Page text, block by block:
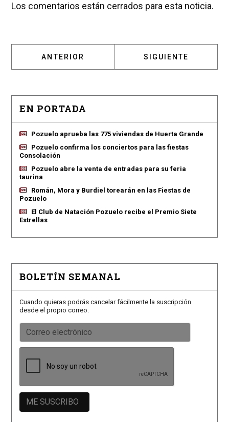
Los comentarios están cerrados para esta noticia.
ARTÍCULO ANTERIOR: EL PINTOR PEDRO
ANTERIOR ARTÍCULO
SIGUIENTE
EN PORTADA
Pozuelo aprueba las 775 viviendas de Huerta Grande
Pozuelo confirma los conciertos para las fiestas
Consolación
Pozuelo abre la venta de entradas para su feria
taurina
Román, Mora y Burdiel torearán en las Fiestas de
Pozuelo
El Club de Natación Pozuelo recibe el Premio Siete
Estrellas
BOLETÍN SEMANAL
Cuando quieras podrás cancelar fácilmente la suscripción
desde el propio correo.